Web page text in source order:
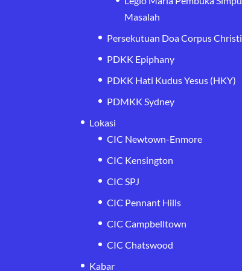
Masalah
Persekutuan Doa Corpus Christi
PDKK Epiphany
PDKK Hati Kudus Yesus (HKY)
PDMKK Sydney
Lokasi
CIC Newtown-Enmore
CIC Kensington
CIC SPJ
CIC Pennant Hills
CIC Campbelltown
CIC Chatswood
Kabar